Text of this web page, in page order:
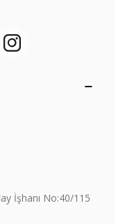
İşhanı No:40/115